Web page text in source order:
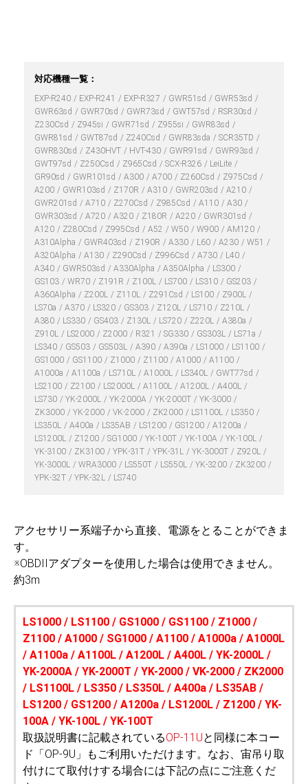
対応機種一覧：
EXP-R240 EXP-R241 EXP-R327 GWR51sd
GWR53sd
GWR63sd
GWR70sd GWR73sd GWT57sd
RSR30sd
Z230Csd
Z945si GWR71sd Z955si
GWR83sd
GWR81sd
GWT87sd Z240Csd GWR83sda
SCR35TD
GWR830sd
Z430HVT HVT-430 GWR91sd
GWR93sd
GWT97sd
Z250Csd Z965Csd SCX-R326
LeiLite
GR90sd
GWR101sd A300 A700 Z260Csd
Z975Csd
A200
GWR103sd Z170R A310 GWR203sd
A210
GWR201sd
A710 Z270Csd Z985Csd A110
A30
GWR303sd
A720 A320 Z180R A220
GWR301sd
A120
Z280Csd Z995Csd A52 W50 W900
AM120
A310Alpha
GWR403sd Z190R A330 L60 A230
W51
A320Alpha
A130 Z290Csd Z996Csd A730
L40
A340
GWR503sd A330Alpha A350Alpha
LS300
GS103
WR70 Z191R Z100L LS700 LS310
GS203
A360Alpha
Z200L Z110L Z291Csd LS100
Z900L
LS70a
A370 LS320 GS303 Z120L LS710
Z210L
A380
LS330 GS403 Z130L LS720 Z220L
A380a
Z910L
LS2000 Z2000 R321 SG330 GS303L
LS71a
LS340
GS503 GS503L A390 A390a LS1000
LS1100
GS1000
GS1100 Z1000 Z1100 A1000
A1100
A1000a
A1100a LS710L A1000L LS340L
GWT77sd
LS2100
Z2100 LS2000L A1100L A1200L
A400L
LS730
YK-2000L YK-2000A YK-2000T
YK-3000
ZK3000
YK-2000 VK-2000 ZK2000 LS1100L
LS350
LS350L
A400a LS35AB LS1200 GS1200
A1200a
LS1200L
Z1200 SG1000 YK-100T YK-100A
YK-100L
YK-3100
ZK3100 YPK-31T YPK-31L YK-3000T
Z920L
YK-3000L
WRA3000 LS550T LS550L YK-3200
ZK3200
YPK-32T
YPK-32L LS740
アクセサリー系端子から直接、電源をとることができま
す。
※OBDIIアダプターを使用した場合は使用できません。
約3m
LS1000 / LS1100 / GS1000 / GS1100 / Z1000 /
Z1100 / A1000 / SG1000 / A1100 / A1000a / A1000L
/ A1100a / A1100L / A1200L / A400L / YK-2000L /
YK-2000A / YK-2000T / YK-2000 / VK-2000 / ZK2000
/ LS1100L / LS350 / LS350L / A400a / LS35AB /
LS1200 / GS1200 / A1200a / LS1200L / Z1200 / YK-
100A / YK-100L / YK-100T
取扱説明書に記載されているOP-11Uと同様に本コー
ド「OP-9U」もご利用いただけます。なお、宙吊り取
付けにて取付けする場合には下記の点にご注意くだ